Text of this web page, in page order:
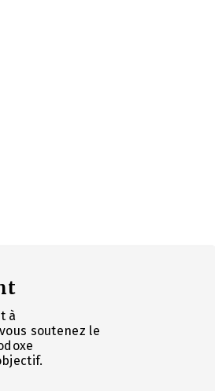
à
soutenez le